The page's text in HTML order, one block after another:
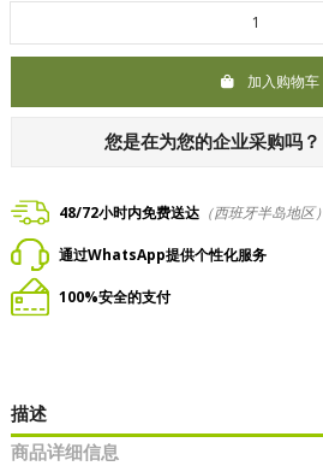
加入购物车
您是在为您的企业采购吗？
48/72小时内免费送达 （西班牙半岛地区）
通过WhatsApp提供个性化服务
100%安全的支付
描述
商品详细信息